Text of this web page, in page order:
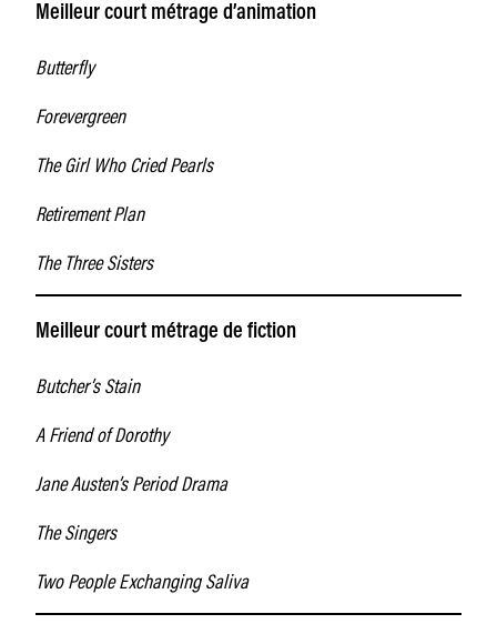
Meilleur court métrage d’animation
Butterfly
Forevergreen
The Girl Who Cried Pearls
Retirement Plan
The Three Sisters
Meilleur court métrage de fiction
Butcher’s Stain
A Friend of Dorothy
Jane Austen’s Period Drama
The Singers
Two People Exchanging Saliva